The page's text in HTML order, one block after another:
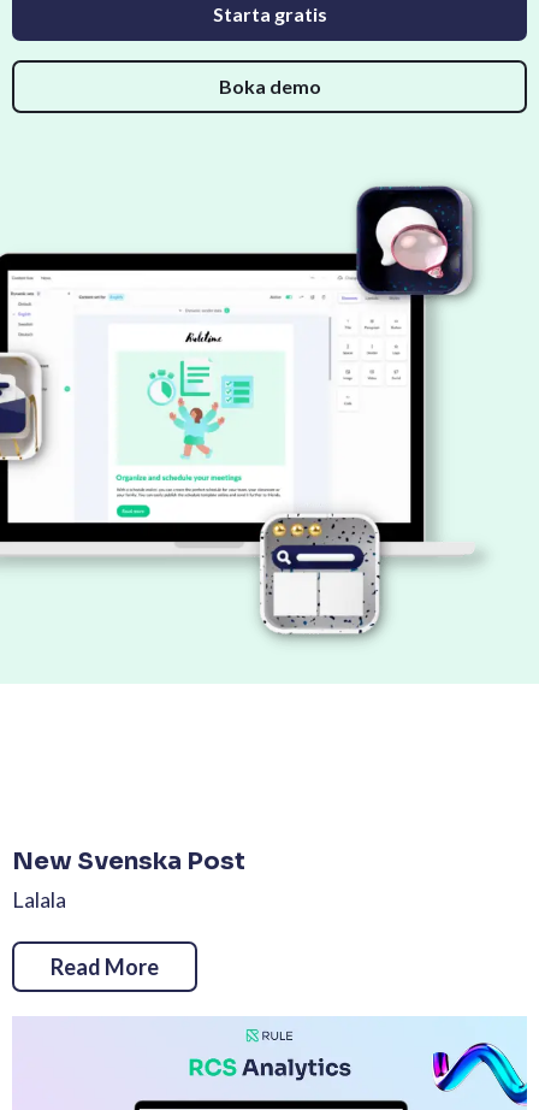
Starta gratis
Boka demo
New Svenska Post
Lalala
Read More